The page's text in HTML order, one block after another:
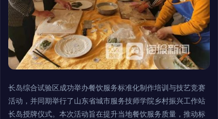
长岛综合试验区成功举办餐饮服务标准化制作培训与技艺竞赛
活动，并同期举行了山东省城市服务技师学院乡村振兴工作站
长岛授牌仪式。本次活动旨在提升当地餐饮服务质量，推动标